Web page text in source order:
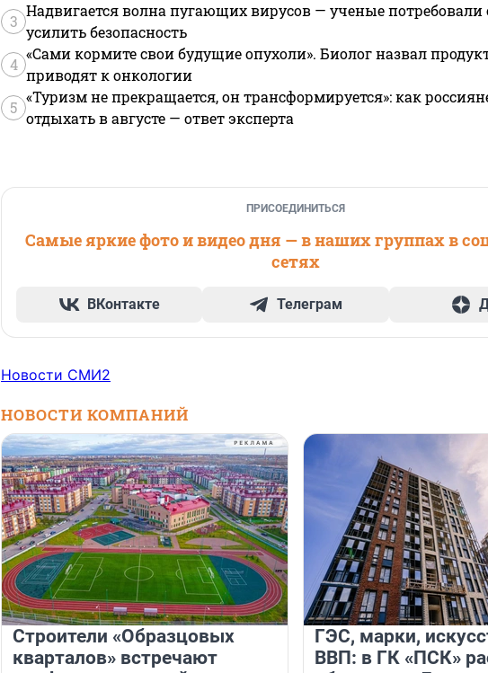
3
Надвигается волна пугающих вирусов — ученые потребовали
усилить безопасность
4
«Сами кормите свои будущие опухоли». Биолог назвал
приводят к онкологии
5
«Туризм не прекращается, он трансформируется»: как
отдыхать в августе — ответ эксперта
ПРИСОЕДИНИТЬСЯ
Самые яркие фото и видео дня — в наших группах в
сетях
ВКонтакте Телеграм
Новости СМИ2
НОВОСТИ КОМПАНИЙ
Строители «Образцовых
кварталов» встречают
ГЭС, марки,
ВВП: в ГК «ПСК»